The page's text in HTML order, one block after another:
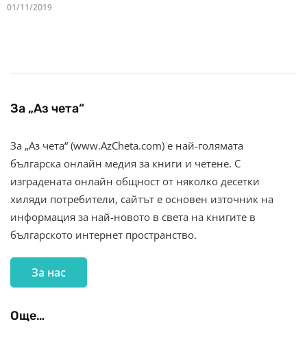
01/11/2019
За „Аз чета“
За „Аз чета“ (www.AzCheta.com) е най-голямата
българска онлайн медия за книги и четене. С
изградената онлайн общност от няколко десетки
хиляди потребители, сайтът е основен източник на
информация за най-новото в света на книгите в
българското интернет пространство.
За нас
Още…